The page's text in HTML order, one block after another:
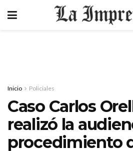
Inicio Policiales
Caso Carlos
realizó la
procedimiento